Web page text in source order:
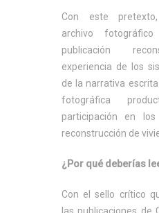
Con este
archivo
publicación
experiencia de los
de la narrativa
fotográfica
participación en
reconstrucción de
¿Por qué deberías
Con el sello crítico